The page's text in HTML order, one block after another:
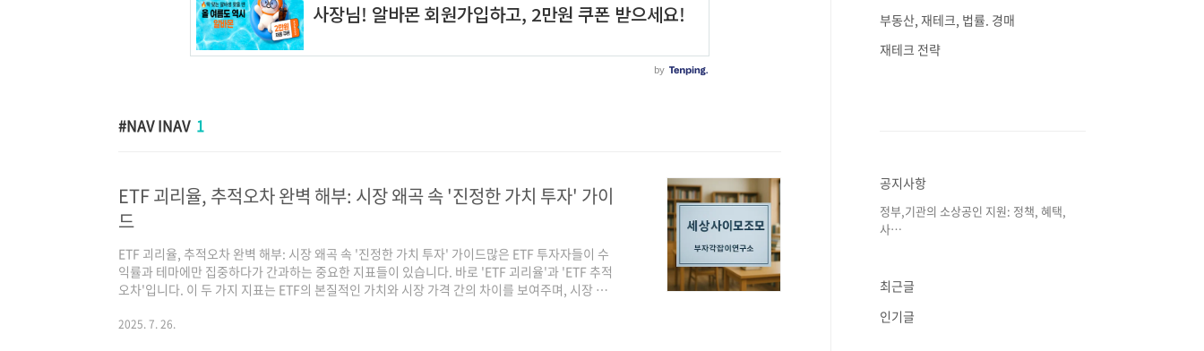
NAV INAV 1
ETF 괴리율, 추적오차 완벽 해부: 시장 왜곡 속 '진정한 가치 투자' 가이
드
ETF 괴리율, 추적오차 완벽 해부: 시장 왜곡 속 '진정한 가치 투자' 가이드많은 ETF 투자자들이 수
익률과 테마에만 집중하다가 간과하는 중요한 지표들이 있습니다. 바로 'ETF 괴리율'과 'ETF 추적
오차'입니다. 이 두 가지 지표는 ETF의 본질적인 가치와 시장 가격 간의 차이를 보여주며, 시장 왜
을 완벽하게 해부하고, 어떻게 ETF 투자에 활용할 수 있는지 가이드를 제시해 드리겠습니다. 저희
2025. 7. 26.
부동산, 재테크, 법률. 경매
재테크 전략
공지사항
정부,기관의 소상공인 지원: 정책, 혜택,
사⋯
최근글
인기글